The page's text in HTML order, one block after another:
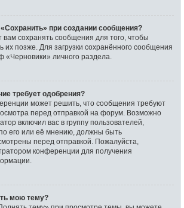
«Сохранить» при создании сообщения?
вам сохранять сообщения для того, чтобы
их позже. Для загрузки сохранённого сообщения
«Черновики» личного раздела.
требует одобрения?
может решить, что сообщения требуют
перед отправкой на форум. Возможно
включил вас в группу пользователей,
его или её мнению, должны быть
перед отправкой. Пожалуйста,
конференции для получения
мою тему?